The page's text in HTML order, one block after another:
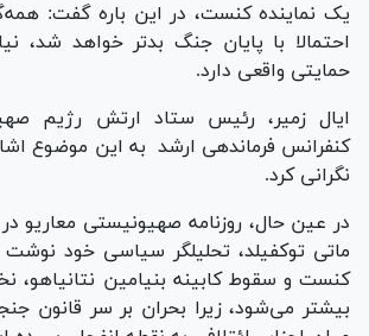
یک نماینده کنست، در این باره گفت:
احتمالا با پایان جنگ بدتر خواهد شد،
حمایتی واقعی دارد.
ایال زمیر، رئیس ستاد ارتش رژیم
کنفرانس فرماندهی ارشد به این موضوع اشاره
نگرانی کرد.
در عین حال، روزنامه‌ صهیونیستی معاریو
ماتی توکفیلد، تحلیلگر سیاسی خود نوشت
کنست و سقوط کابینه بنیامین نتانیاهو،
بیشتر می‌شود، زیرا بحران بر سر قانون